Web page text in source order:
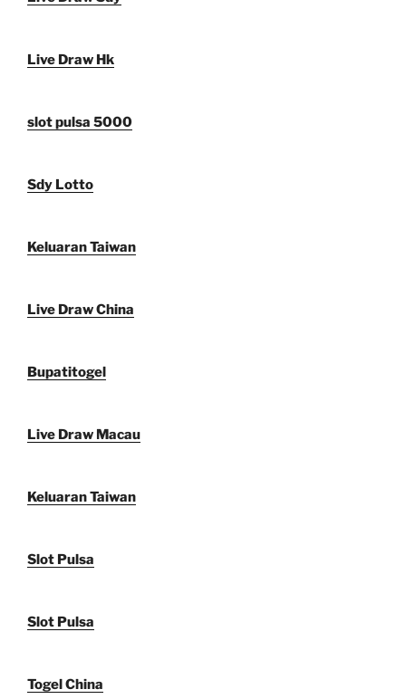
Live Draw Hk
slot pulsa 5000
Sdy Lotto
Keluaran Taiwan
Live Draw China
Bupatitogel
Live Draw Macau
Keluaran Taiwan
Slot Pulsa
Slot Pulsa
Togel China